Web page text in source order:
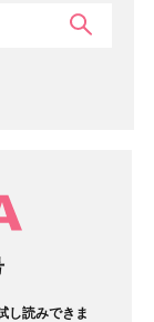
し読みできま